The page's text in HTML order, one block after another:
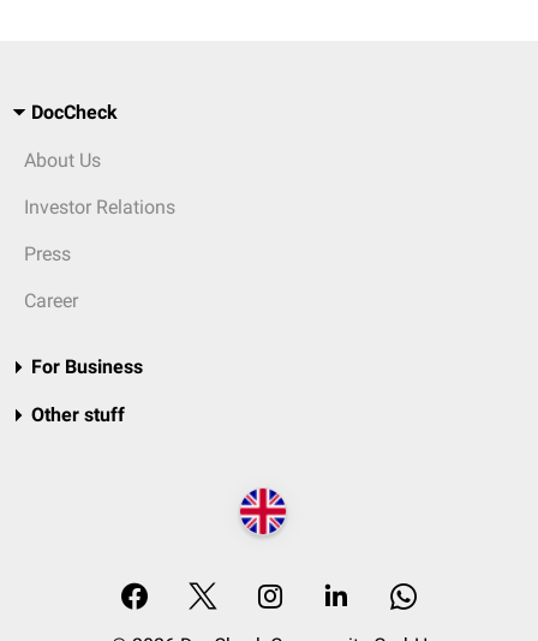
DocCheck
About Us
Investor Relations
Press
Career
For Business
Other stuff